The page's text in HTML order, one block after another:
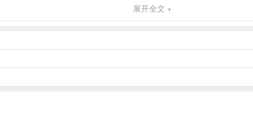
展开全文 +